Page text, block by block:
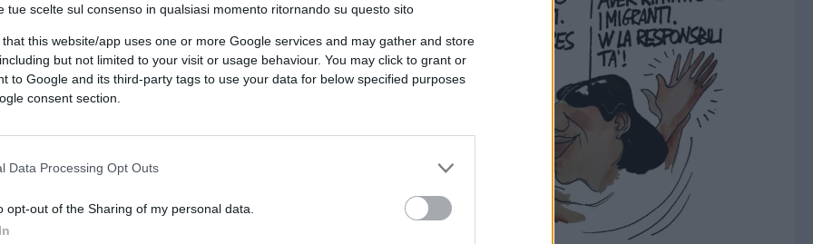
tue scelte sul consenso in qualsiasi momento ritornando su questo sito
that this website/app uses one or more Google services and may gather and store
but not limited to your visit or usage behaviour. You may click to grant or
to Google and its third-party tags to use your data for below specified purposes
consent section.
Data Processing Opt Outs
opt-out of the Sharing of my personal data.
nella Democrazia Cristiana
le molte offerte a candidarsi alle
Martelli in quegli anni affermò che se
tornata ai tempi d’oro. Per lui il
una fazione. Fu il primo volto della TV a
Feste dell’Amicizia democristiane,
sempre ospitavano uomini di cultura e